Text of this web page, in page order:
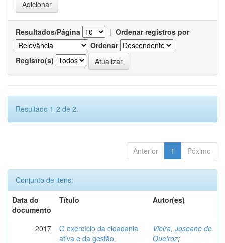
Resultados/Página | Ordenar registros por
Ordenar
Registro(s)
Resultado 1-2 de 2.
Anterior 1 Póximo
Conjunto de itens:
Data do
documento
Título Autor(es)
2017
O exercício da cidadania
ativa e da gestão
Vieira, Joseane de
Queiroz;